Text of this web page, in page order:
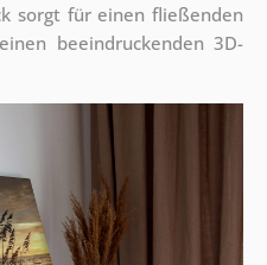
sorgt für einen fließenden
beeindruckenden 3D-